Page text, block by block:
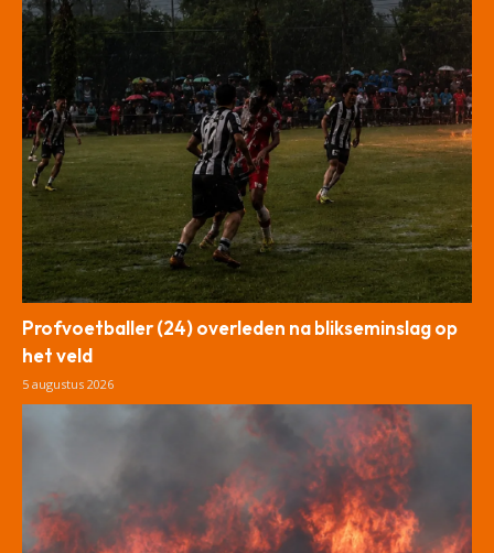
Profvoetballer (24) overleden na blikseminslag op
het veld
5 augustus 2026